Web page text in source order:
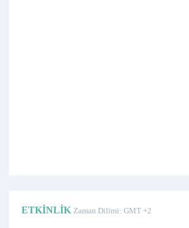
ETKINLIK Zaman Dilimi: GMT +2